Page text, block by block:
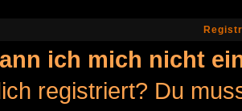
ich mich nicht
registriert? Du